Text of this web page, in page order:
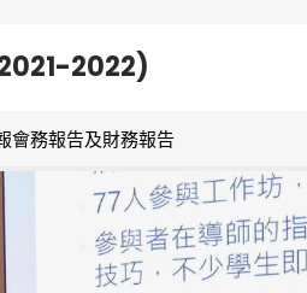
2022)
會務報告及財務報告